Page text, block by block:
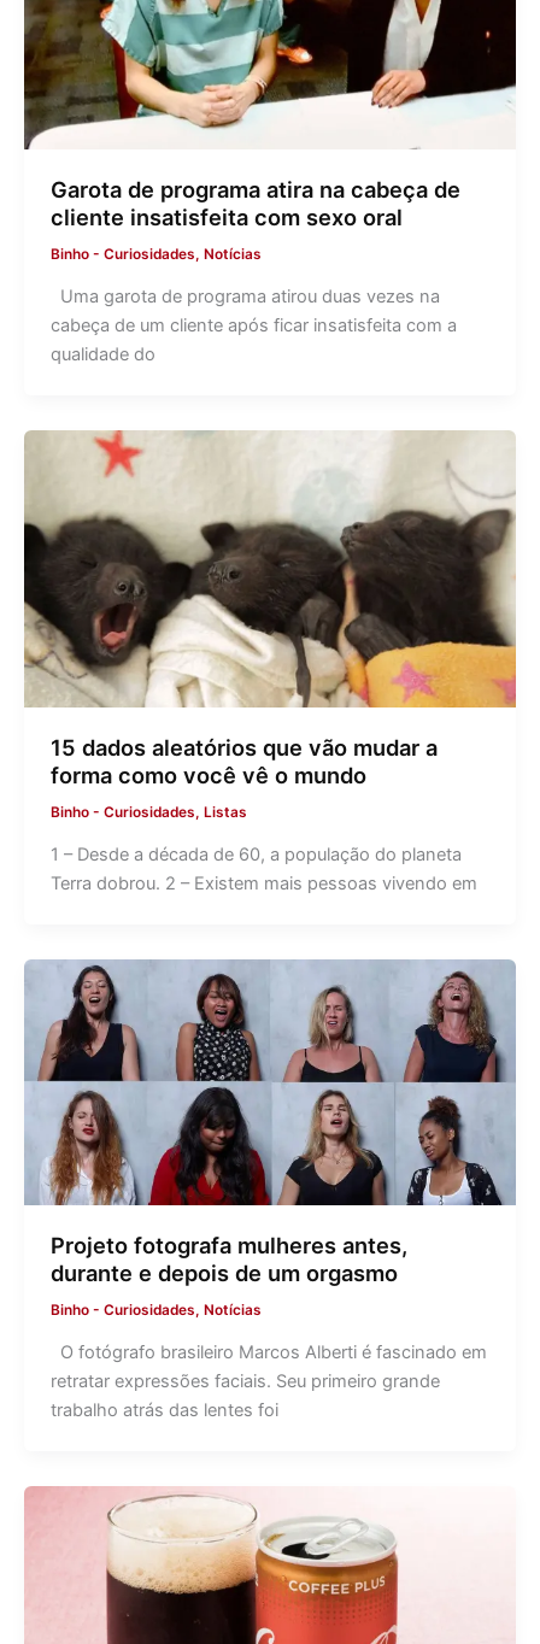
Garota de programa atira na cabeça de
cliente insatisfeita com sexo oral
Binho - Curiosidades, Notícias
Uma garota de programa atirou duas vezes na
cabeça de um cliente após ficar insatisfeita com a
qualidade do
15 dados aleatórios que vão mudar a
forma como você vê o mundo
Binho - Curiosidades, Listas
1 – Desde a década de 60, a população do planeta
Terra dobrou. 2 – Existem mais pessoas vivendo em
Projeto fotografa mulheres antes,
durante e depois de um orgasmo
Binho - Curiosidades, Notícias
O fotógrafo brasileiro Marcos Alberti é fascinado em
retratar expressões faciais. Seu primeiro grande
trabalho atrás das lentes foi